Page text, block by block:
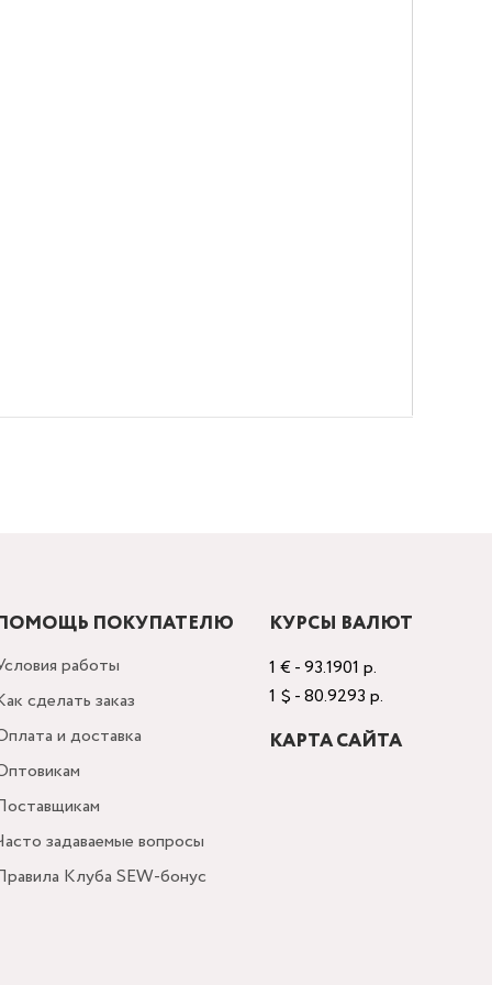
ПОКУПАТЕЛЮ
работы
сделать заказ
и доставка
задаваемые вопросы
Клуба SEW-бонус
КУРСЫ ВАЛЮТ
1 € - 93.1901 р.
1 $ - 80.9293 р.
КАРТА САЙТА